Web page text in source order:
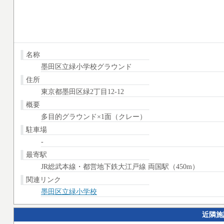
名称
墨田区立緑小学校グラウンド
住所
東京都墨田区緑2丁目12-12
概要
多目的グラウンド×1面（クレー）
駐車場
-
最寄駅
JR総武本線・都営地下鉄大江戸線 両国駅（450m）
関連リンク
墨田区立緑小学校
近隣